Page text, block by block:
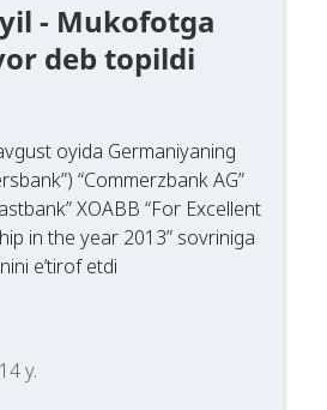
- Mukofotga
deb topildi
oyida Germaniyaning
“Commerzbank AG”
XOABB “For Excellent
in the year 2013” sovriniga
e’tirof etdi
y.